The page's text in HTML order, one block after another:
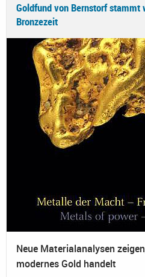
Goldfund von Bernstorf stammt
Bronzezeit
Neue Materialanalysen
modernes Gold handelt